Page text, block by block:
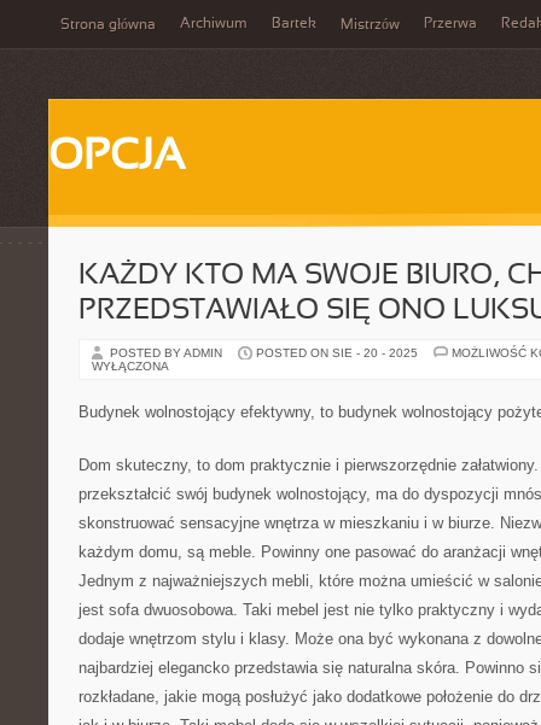
Strona główna Archiwum Bartek Mistrzów Przerwa
OPCJA
KAŻDY KTO MA SWOJE BIURO,
PRZEDSTAWIAŁO SIĘ ONO
POSTED BY ADMIN POSTED ON SIE - 20 - 2025
MOŻLIWOŚĆ
WYŁĄCZONA
Budynek wolnostojący efektywny, to budynek wolnostojący
Dom skuteczny, to dom praktycznie i pierwszorzędnie
przekształcić swój budynek wolnostojący, ma do dyspozycji
skonstruować sensacyjne wnętrza w mieszkaniu i w biurze.
każdym domu, są meble. Powinny one pasować do aranżacji
Jednym z najważniejszych mebli, które można umieścić w
jest sofa dwuosobowa. Taki mebel jest nie tylko praktyczny i
dodaje wnętrzom stylu i klasy. Może ona być wykonana z
najbardziej elegancko przedstawia się naturalna skóra. Powinno
rozkładane, jakie mogą posłużyć jako dodatkowe położenie do